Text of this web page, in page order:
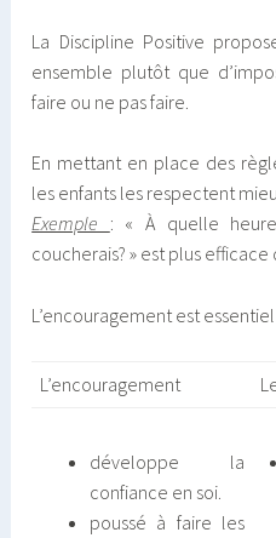
La Discipline Positive
ensemble plutôt que
faire ou ne pas faire.
En mettant en place des
les enfants les respectent
Exemple : « À quelle
coucherais? » est plus efficace
L’encouragement est
L’encouragement
développe la
confiance en soi.
poussé à faire les